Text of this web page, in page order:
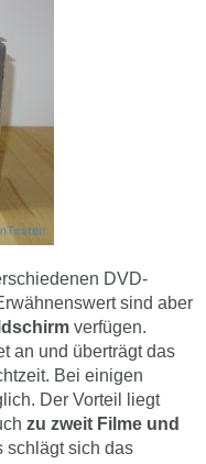
DVD-
sind aber
verfügen.
an und überträgt das
Bei einigen
Der Vorteil liegt
zu zweit Filme und
schlägt sich das